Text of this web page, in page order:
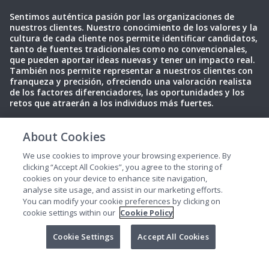
Sentimos auténtica pasión por las organizaciones de
nuestros clientes. Nuestro conocimiento de los valores y la
cultura de cada cliente nos permite identificar candidatos,
tanto de fuentes tradicionales como no convencionales,
que pueden aportar ideas nuevas y tener un impacto real.
También nos permite representar a nuestros clientes con
franqueza y precisión, ofreciendo una valoración realista
de los factores diferenciadores, las oportunidades y los
retos que atraerán a los individuos más fuertes.
2025 Perrett Laver. Todos los derechos reservados.
Política de privacidad Condiciones de uso Cookies
About Cookies
We use cookies to improve your browsing experience. By
clicking “Accept All Cookies”, you agree to the storing of
cookies on your device to enhance site navigation,
analyse site usage, and assist in our marketing efforts.
You can modify your cookie preferences by clicking on
cookie settings within our Cookie Policy
Cookie Settings Accept All Cookies